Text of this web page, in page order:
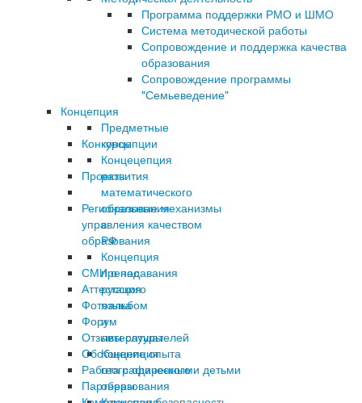
Программа поддержки РМО и ШМО
Система методической работы
Сопровождение и поддержка качества
образования
Сопровождение программы
"Семьеведение"
Концепция
Предметные
концепции
Концецепция
развития
математического
образования
в
РФ
Концепция
преподавания
русского
языка
и
литературы
Концепция
географического
образования
Конкурсы
Проекты
Региональные механизмы
управления качеством
образования
СМИ о нас
Аттестация
Фотоальбом
Форум
Отзывы слушателей
Обобщение опыта
Работа с одаренными детьми
Партнеры